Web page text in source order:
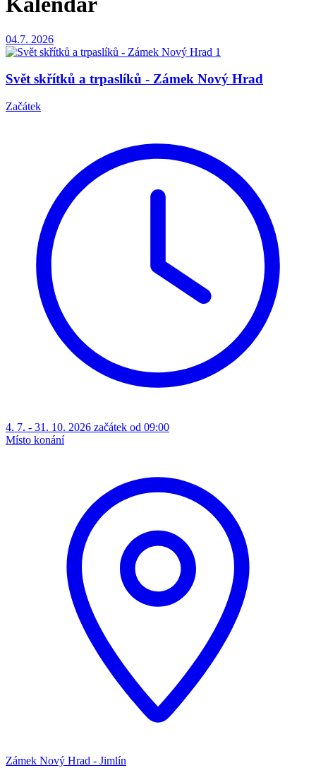
04.7. 2026
Svět skřítků a trpaslíků - Zámek Nový Hrad
Začátek
4. 7. - 31. 10. 2026 začátek od 09:00
Místo konání
Zámek Nový Hrad - Jimlín